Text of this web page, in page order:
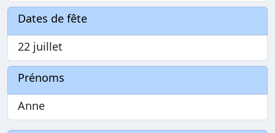
Dates de fête
22 juillet
Prénoms
Anne